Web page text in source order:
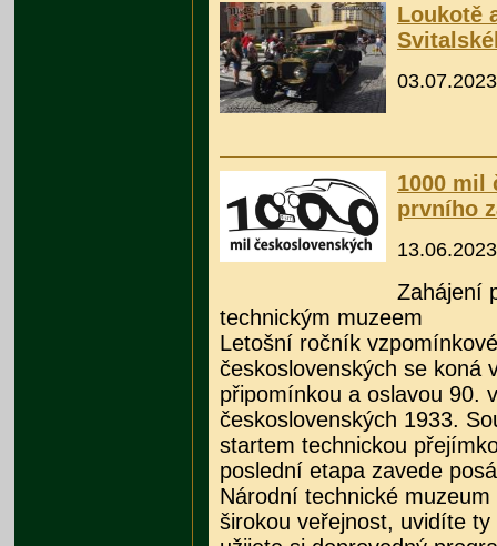
Loukotě
1000 mil
prvního
Zahájení
technickým muzeem
Letošní ročník
československých se koná
připomínkou a oslavou 90.
československých 1933.
startem technickou
poslední etapa zavede
Národní technické
širokou veřejnost, uvidíte